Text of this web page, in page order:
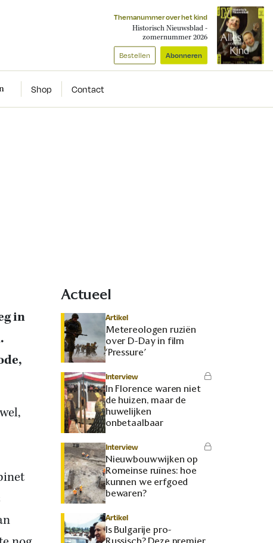
Themanummer over het kind
Historisch Nieuwsblad -
zomernummer 2026
Bestellen Abonneren
Shop Contact
in
Actueel
Artikel
Metereologen ruziën
over D-Day in film
‘Pressure’
Interview
In Florence waren niet
de huizen, maar de
huwelijken
onbetaalbaar
Interview
Nieuwbouwwijken op
Romeinse ruïnes: hoe
kunnen we erfgoed
bewaren?
Artikel
Is Bulgarije pro-